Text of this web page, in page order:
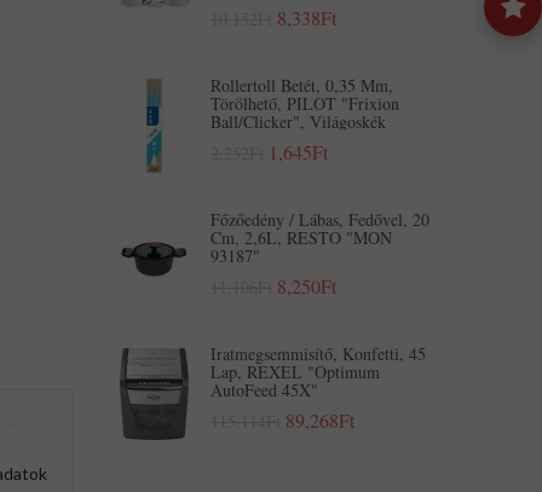
8,338Ft
Rollertoll Betét, 0,35 Mm,
Törölhető, PILOT "Frixion
Ball/Clicker", Világoskék
1,645Ft
Főzőedény / Lábas, Fedővel, 20
Cm, 2,6L, RESTO "MON
93187"
8,250Ft
Iratmegsemmisítő, Konfetti, 45
Lap, REXEL "Optimum
AutoFeed 45X"
89,268Ft